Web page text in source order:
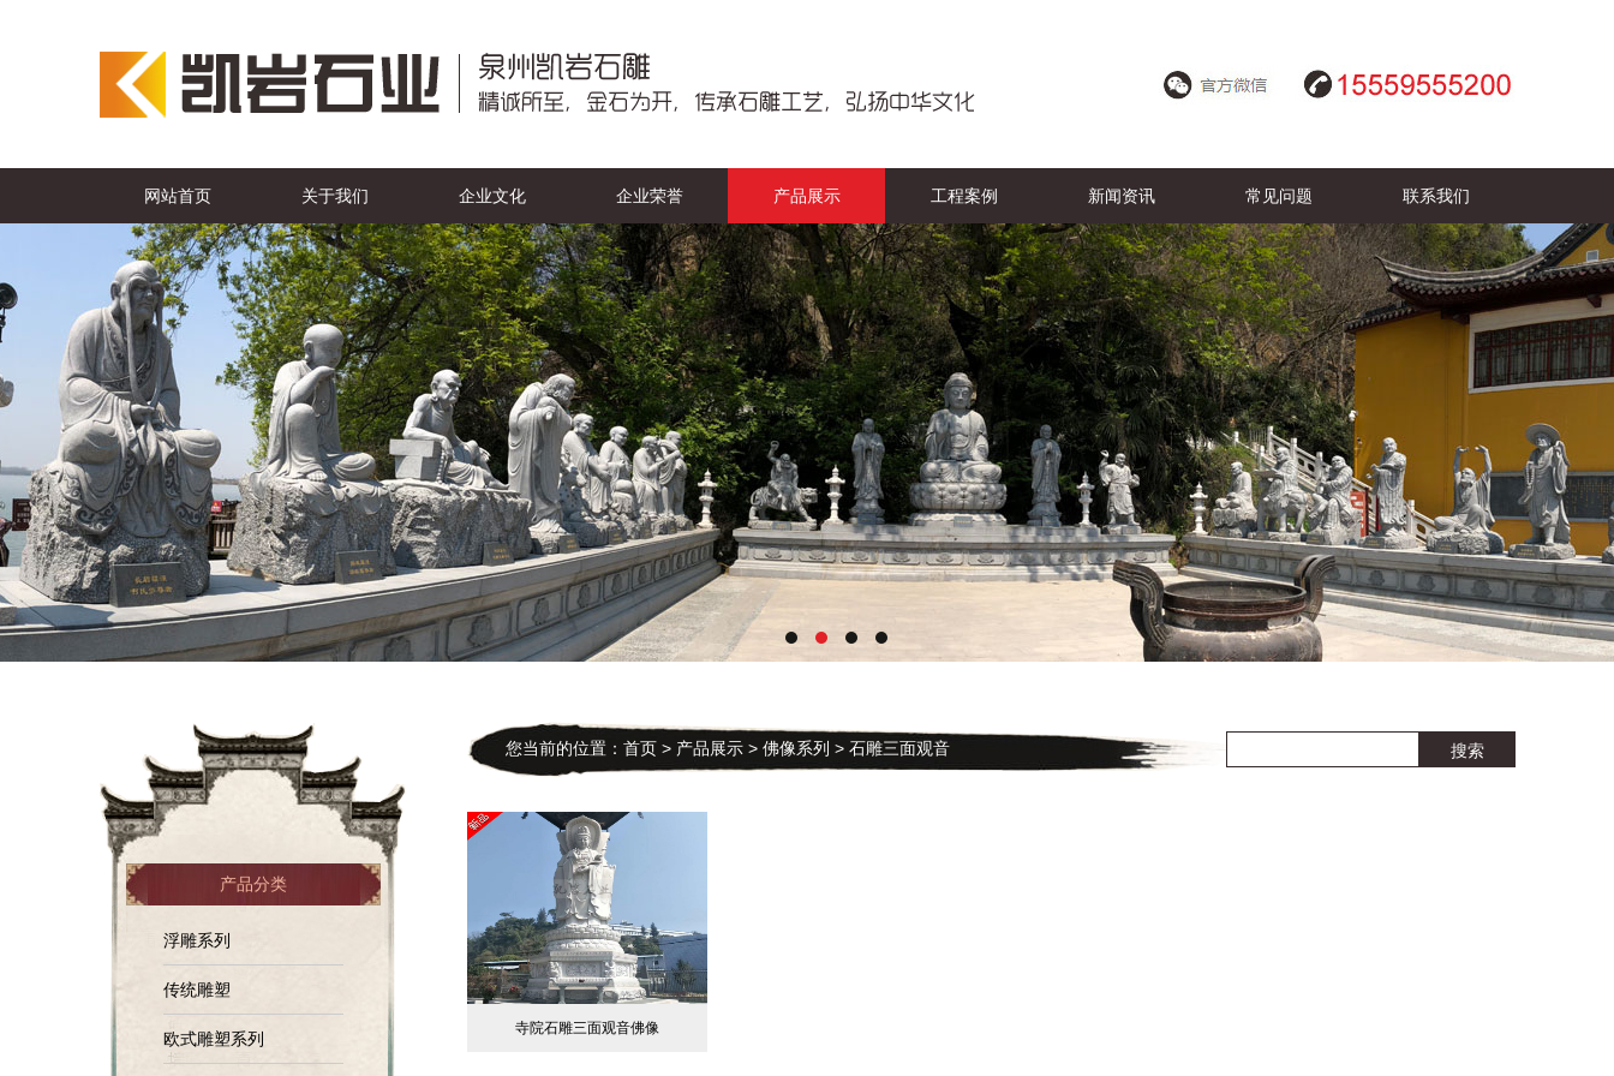
网站首页 关于我们 企业文化 企业荣誉 产品展示 工程案例 新闻资讯 常见问题 联系我们
产品分类
浮雕系列
传统雕塑
欧式雕塑系列
您当前的位置： 首页 > 产品展示 > 佛像系列 > 石雕三面观音
寺院石雕三面观音佛像